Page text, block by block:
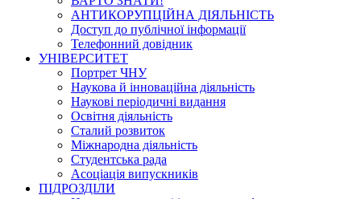
АНТИКОРУПЦІЙНА ДІЯЛЬНІСТЬ
Доступ до публічної інформації
Телефонний довідник
УНІВЕРСИТЕТ
Портрет ЧНУ
Наукова й інноваційна діяльність
Наукові періодичні видання
Освітня діяльність
Сталий розвиток
Міжнародна діяльність
Студентська рада
Асоціація випускників
ПІДРОЗДІЛИ